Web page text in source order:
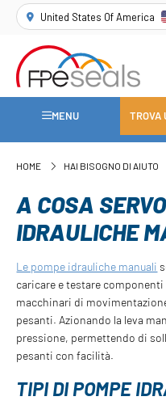
United States Of America
MENU TROVA
HOME HAI BISOGNO DI AIUTO
A COSA
IDRAULICHE
Le pompe idrauliche manuali
caricare e testare
macchinari di
pesanti. Azionando la leva
pressione, permettendo di
pesanti con facilità.
TIPI DI POMPE